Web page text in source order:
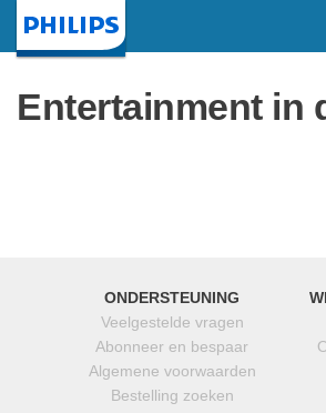
Entertainment in
ONDERSTEUNING
Veelgestelde vragen
Abonneer en bespaar
Algemene voorwaarden
Bestelling zoeken